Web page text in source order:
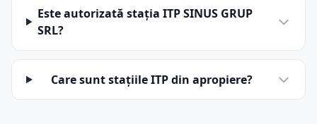
Este autorizată stația ITP SINUS GRUP
SRL?
Care sunt stațiile ITP din apropiere?